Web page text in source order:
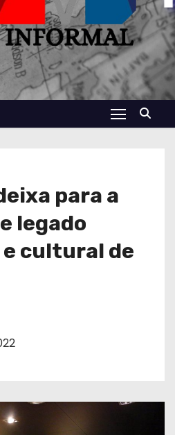
para a
legado
cultural de